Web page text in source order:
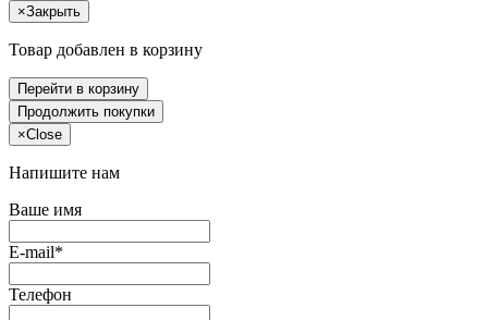
×Закрыть
Товар добавлен в корзину
Перейти в корзину
Продолжить покупки
×Close
Напишите нам
Ваше имя
E-mail*
Телефон